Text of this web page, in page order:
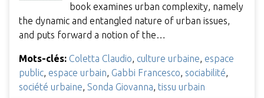
book examines urban complexity, namely
the dynamic and entangled nature of urban issues,
and puts forward a notion of the…
Mots-clés: Coletta Claudio, culture urbaine, espace
public, espace urbain, Gabbi Francesco, sociabilité,
société urbaine, Sonda Giovanna, tissu urbain